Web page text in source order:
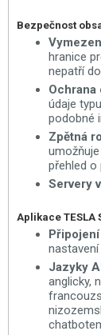
Bezpečnost
hranice
nepatří
Ochrana
údaje
podobné
Zpětná
přehled o
Servery
Aplikace
Jazyky
anglicky,